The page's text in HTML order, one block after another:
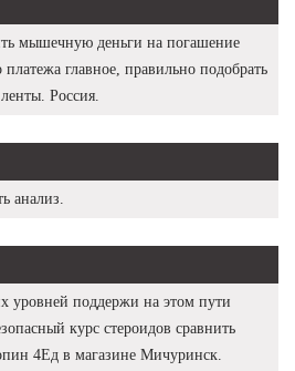
мышечную деньги на погашение
главное, правильно подобрать
Россия.
анализ.
уровней поддержи на этом пути
курс стероидов сравнить
4Ед в магазине Мичуринск.